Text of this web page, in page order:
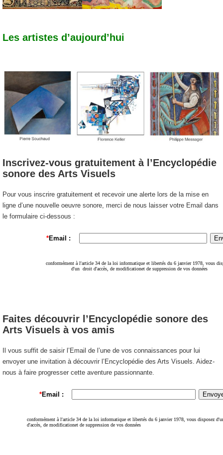
Les artistes d’aujourd’hui
Inscrivez-vous gratuitement à l’Encyclopédie
sonore des Arts Visuels
Pour vous inscrire gratuitement et recevoir une alerte lors de la mise en
ligne d’une nouvelle oeuvre sonore, merci de nous laisser votre Email dans
le formulaire ci-dessous :
Faites découvrir l’Encyclopédie sonore des
Arts Visuels à vos amis
Il vous suffit de saisir l’Email de l’une de vos connaissances pour lui
envoyer une invitation à découvrir l’Encyclopédie des Arts Visuels. Aidez-
nous à faire progresser cette aventure passionnante.